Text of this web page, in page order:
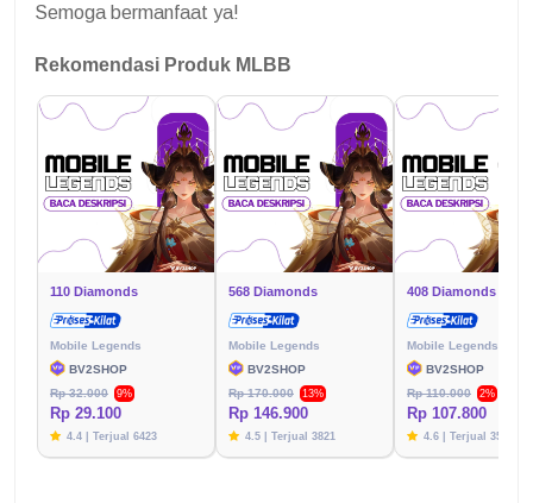
Semoga bermanfaat ya!
Rekomendasi Produk MLBB
110 Diamonds
Mobile Legends
BV2SHOP
Rp 32.000
9%
Rp 29.100
4.4 | Terjual 6423
568 Diamonds
Mobile Legends
BV2SHOP
Rp 170.000
13%
Rp 146.900
4.5 | Terjual 3821
408 Diamonds
Mobile Legends
BV2SHOP
Rp 110.000
2%
Rp 107.800
4.6 | Terjual 3576